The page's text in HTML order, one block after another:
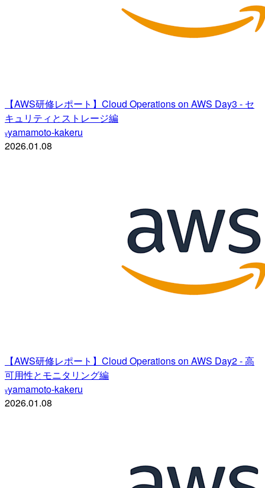
【AWS研修レポート】Cloud Operations on AWS Day3 - セ
キュリティとストレージ編
yyamamoto-kakeru
2026.01.08
【AWS研修レポート】Cloud Operations on AWS Day2 - 高
可用性とモニタリング編
yyamamoto-kakeru
2026.01.08